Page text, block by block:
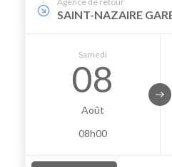
SAINT-NAZAIRE
Samedi
08
Août
08h00